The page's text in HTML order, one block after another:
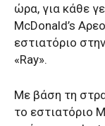
ώρα, για κάθε
McDonald’s
εστιατόριο
«Ray».
Με βάση τη
το εστιατόριο